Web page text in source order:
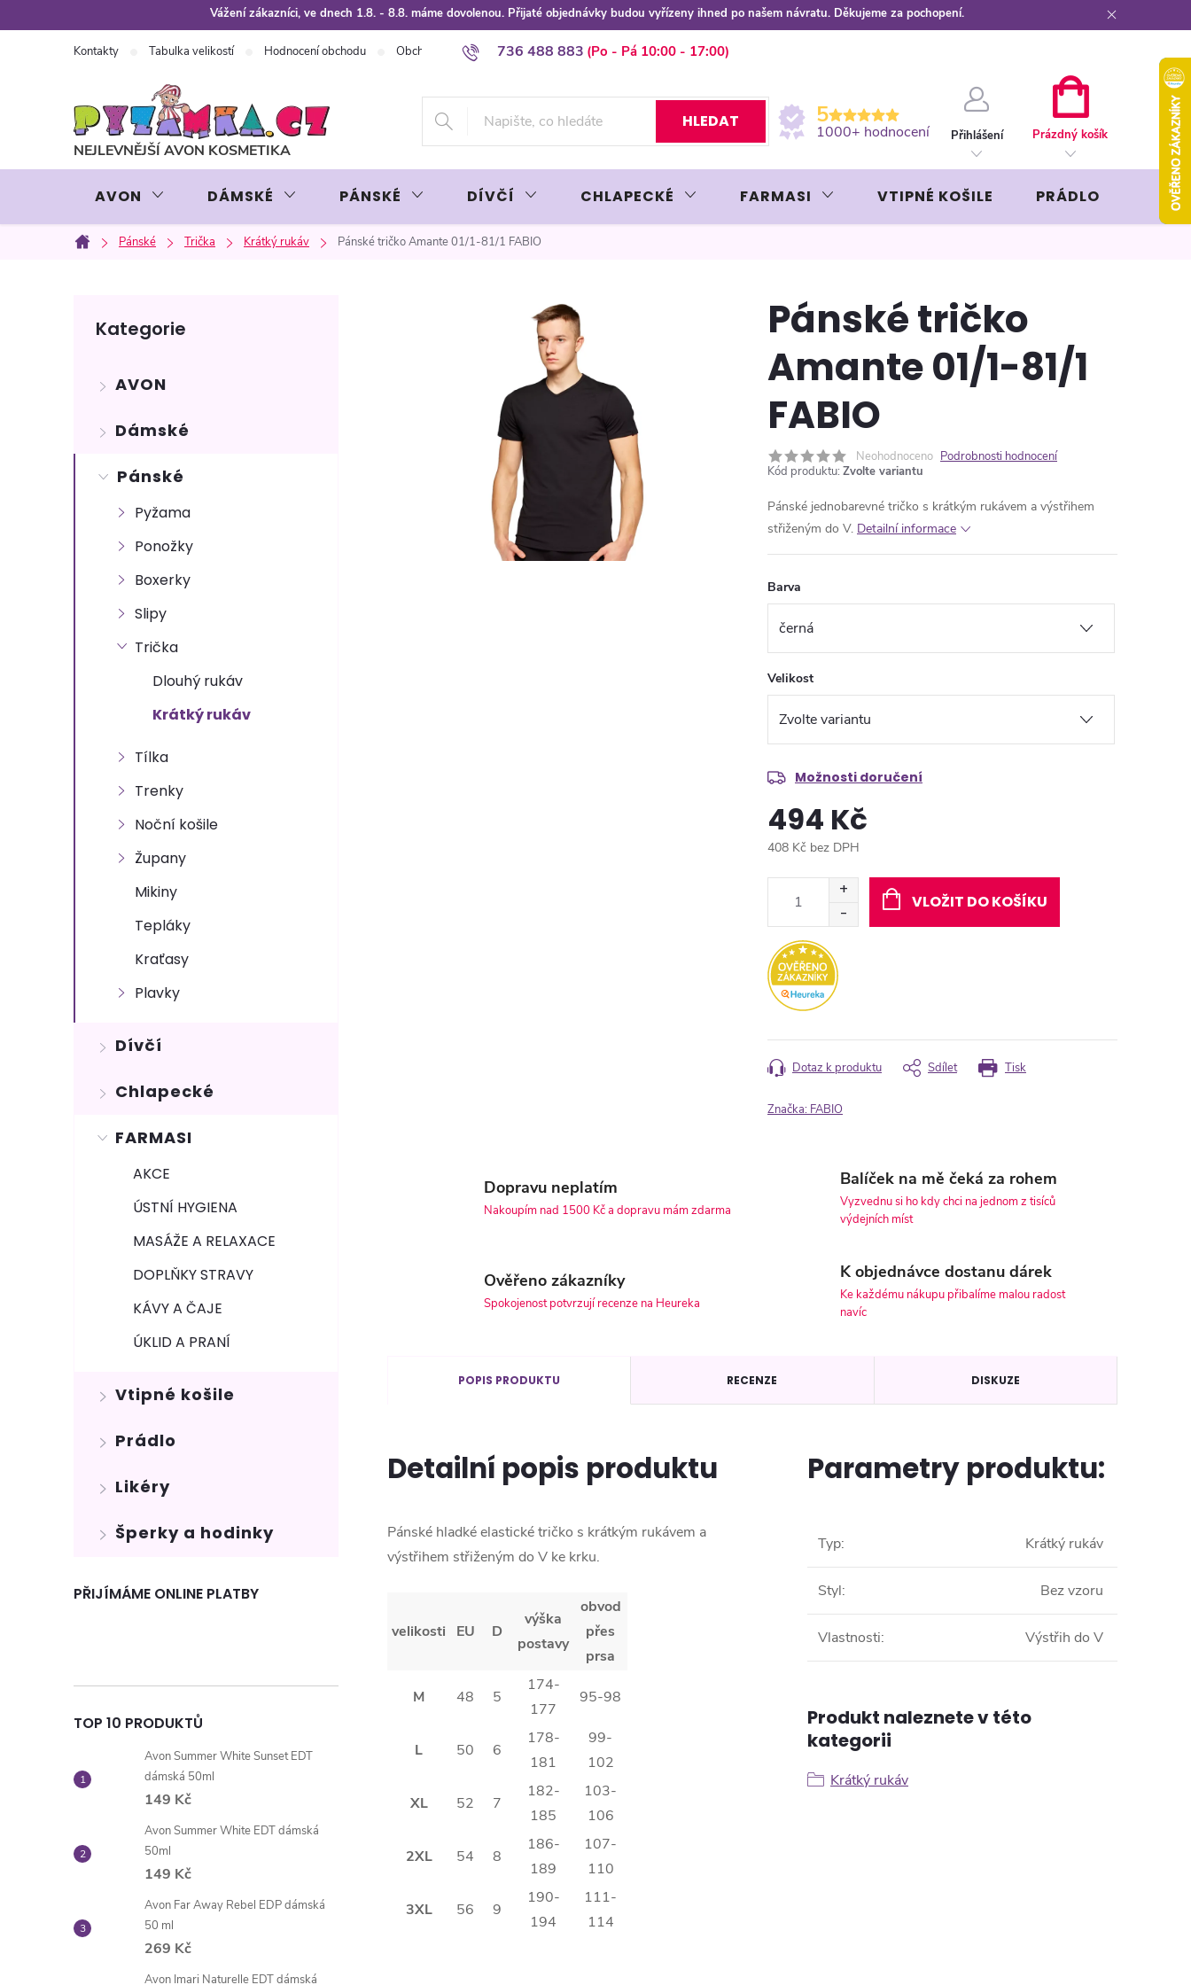
na
Vážení zákazníci, ve dnech 1.8. - 8.8. máme dovolenou. Přijaté objednávky budou vyřízeny ihned po našem návratu. Děkujeme za pochopení.
736 488 883
Kontakty Tabulka velikostí Hodnocení obchodu Obchodní podmínky Podmínky ochrany osobních údajů
HLEDAT 5
1000+ hodnocení Přihlášení
KOŠÍK
Prázdný košík
AVON DÁMSKÉ PÁNSKÉ DÍVČÍ CHLAPECKÉ FARMASI VTIPNÉ KOŠILE PRÁDLO
Domů
Pánské Trička Krátký rukáv Pánské tričko Amante 01/1-81/1 FABIO
t
kategorie
Kategorie
AVON
Dámské
Pánské
Pyžama
Ponožky
Boxerky
Slipy
Trička
Dlouhý rukáv
Krátký rukáv
Tílka
Trenky
Noční košile
Župany
Mikiny
Tepláky
Kraťasy
Plavky
Dívčí
Chlapecké
FARMASI
AKCE
ÚSTNÍ HYGIENA
MASÁŽE A RELAXACE
DOPLŇKY STRAVY
KÁVY A ČAJE
ÚKLID A PRANÍ
Vtipné košile
Prádlo
Likéry
Šperky a hodinky
PŘIJÍMÁME ONLINE PLATBY
TOP 10 PRODUKTŮ
Avon Summer White Sunset EDT
dámská 50ml
149 Kč
Avon Summer White EDT dámská
50ml
149 Kč
Avon Far Away Rebel EDP dámská
50 ml
269 Kč
Avon Imari Naturelle EDT dámská
Pánské tričko
Amante 01/1-81/1
FABIO
Neohodnoceno Podrobnosti hodnocení
Kód produktu: Zvolte variantu
Pánské jednobarevné tričko s krátkým rukávem a výstřihem
střiženým do V. Detailní informace
Barva
Velikost
Možnosti doručení
494 Kč
408 Kč bez DPH
VLOŽIT DO KOŠÍKU
Tisk
Dotaz k produktu Sdílet
Značka: FABIO
Dopravu neplatím
Nakoupím nad 1500 Kč a dopravu mám zdarma
Balíček na mě čeká za rohem
Vyzvednu si ho kdy chci na jednom z tisíců
výdejních míst
Ověřeno zákazníky
Spokojenost potvrzují recenze na Heureka
K objednávce dostanu dárek
Ke každému nákupu přibalíme malou radost
navíc
POPIS PRODUKTU RECENZE DISKUZE
Detailní popis produktu
Pánské hladké elastické tričko s krátkým rukávem a
výstřihem střiženým do V ke krku.
velikosti EU D
výška
postavy
obvod
přes
prsa
M 48 5
174-
177
95-98
L 50 6
178-
181
99-
102
XL 52 7
182-
185
103-
106
2XL 54 8
186-
189
107-
110
3XL 56 9
190-
194
111-
114
Parametry produktu:
Typ: Krátký rukáv
Styl: Bez vzoru
Vlastnosti: Výstřih do V
Produkt naleznete v této
kategorii
Krátký rukáv